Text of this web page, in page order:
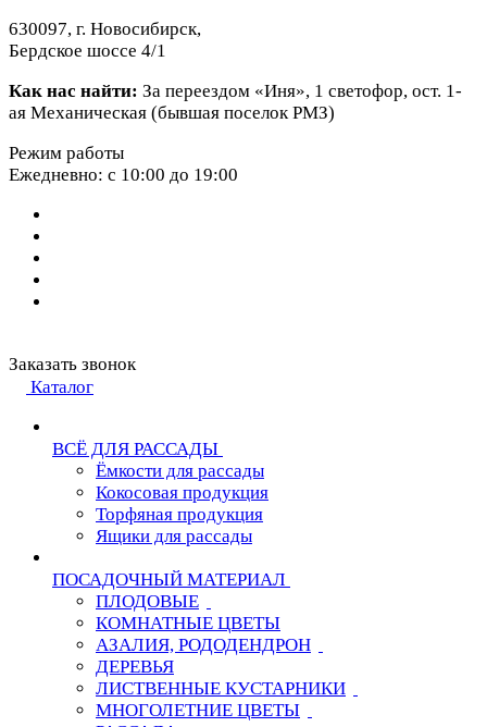
630097, г. Новосибирск,
Бердское шоссе 4/1
Как нас найти: За переездом «Иня», 1 светофор, ост. 1-
ая Механическая (бывшая поселок РМЗ)
Режим работы
Ежедневно: с 10:00 до 19:00
Заказать звонок
Каталог
ВСЁ ДЛЯ РАССАДЫ
Ёмкости для рассады
Кокосовая продукция
Торфяная продукция
Ящики для рассады
ПОСАДОЧНЫЙ МАТЕРИАЛ
ПЛОДОВЫЕ
КОМНАТНЫЕ ЦВЕТЫ
АЗАЛИЯ, РОДОДЕНДРОН
ДЕРЕВЬЯ
ЛИСТВЕННЫЕ КУСТАРНИКИ
МНОГОЛЕТНИЕ ЦВЕТЫ